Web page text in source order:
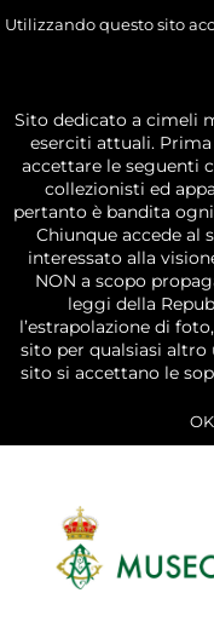
Utilizzando questo sito
Sito dedicato a cimeli
eserciti attuali.
accettare le seguenti
collezionisti ed
pertanto è bandita
Chiunque accede al
interessato alla
NON a scopo
leggi della
l’estrapolazione di
sito per qualsiasi altro
sito si accettano le
OK